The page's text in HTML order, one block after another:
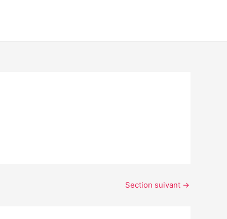
Section suivant →